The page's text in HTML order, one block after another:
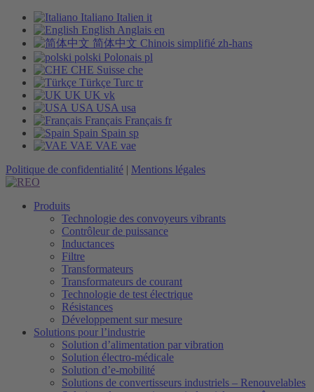
Italiano Italien it
English Anglais en
简体中文 Chinois simplifié zh-hans
polski Polonais pl
CHE Suisse che
Türkçe Turc tr
UK UK vk
USA USA usa
Français Français fr
Spain Spain sp
VAE VAE vae
Politique de confidentialité | Mentions légales
Produits
Technologie des convoyeurs vibrants
Contrôleur de puissance
Inductances
Filtre
Transformateurs
Transformateurs de courant
Technologie de test électrique
Résistances
Développement sur mesure
Solutions pour l’industrie
Solution d’alimentation par vibration
Solution électro-médicale
Solution d’e-mobilité
Solutions de convertisseurs industriels – Renouvelables